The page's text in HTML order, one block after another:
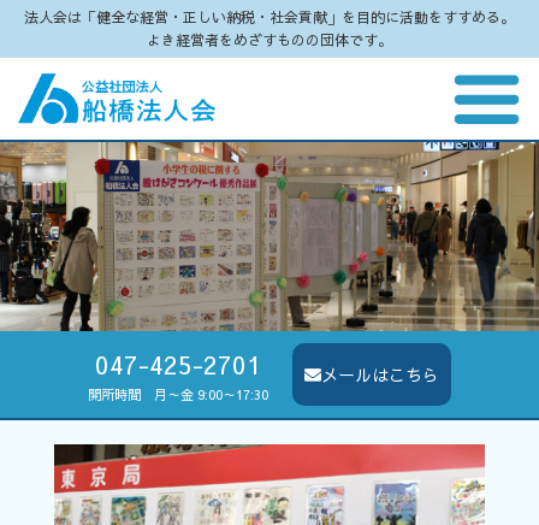
法人会は「健全な経営・正しい納税・社会貢献」を目的に活動をすすめる。
よき経営者をめざすものの団体です。
047-425-2701
開所時間 月～金 9:00～17:30
メールはこちら